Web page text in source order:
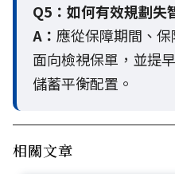
Q5： 如何有效規劃失
A： 應從保障期間、
面向檢視保單，並提
儲蓄平衡配置。
相關文章